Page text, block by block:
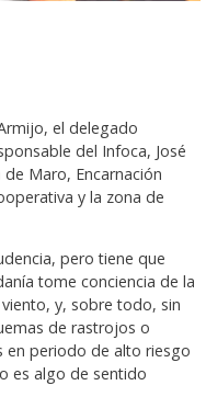
el delegado
del Infoca, José
Maro, Encarnación
y la zona de
pero tiene que
tome conciencia de la
y, sobre todo, sin
de rastrojos o
en periodo de alto riesgo
es algo de sentido